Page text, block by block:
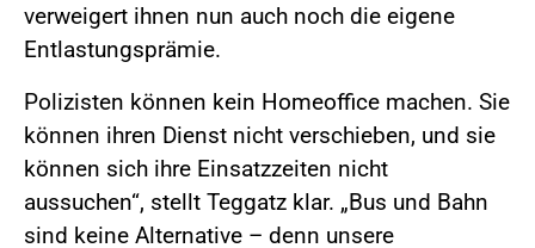
verweigert ihnen nun auch noch die eigene
Entlastungsprämie.
Polizisten können kein Homeoffice machen. Sie
können ihren Dienst nicht verschieben, und sie
können sich ihre Einsatzzeiten nicht
aussuchen“, stellt Teggatz klar. „Bus und Bahn
sind keine Alternative – denn unsere